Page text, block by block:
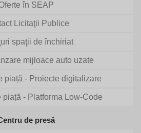
în SEAP
Licitaţii Publice
spaţii de închiriat
mijloace auto uzate
piață - Proiecte digitalizare
piață - Platforma Low-Code
de presă